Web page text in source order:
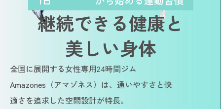
継続できる健康と
美しい身体
全国に展開する女性専用24時間ジム
Amazones（アマゾネス）は、通いやすさと快
適さを追求した空間設計が特長。